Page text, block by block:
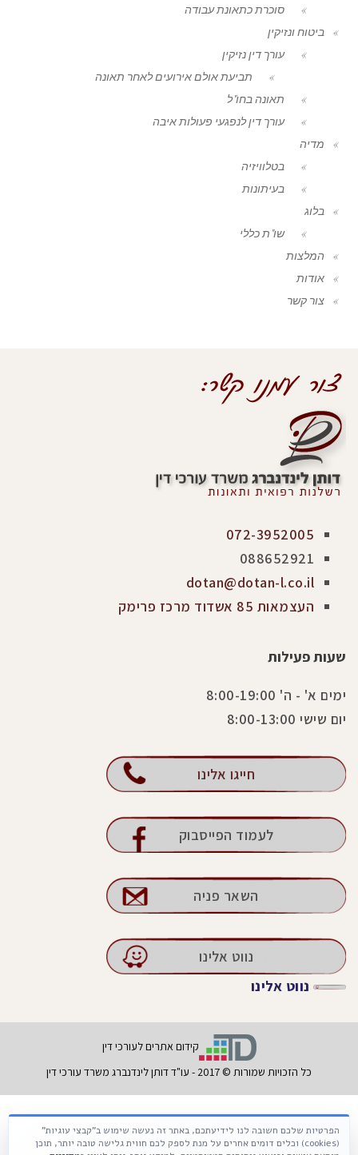
סוכרת כתאונת עבודה
ביטוח ונזיקין
עורך דין נזיקין
תביעת אולם אירועים לאחר תאונה
תאונה בחו"ל
עורך דין לנפגעי פעולות איבה
מדיה
בטלוויזיה
בעיתונות
בלוג
שו"ת כללי
המלצות
אודות
צור קשר
072-3952005
088652921
dotan@dotan-l.co.il
העצמאות 85 אשדוד מרכז פרימק
שעות פעילות
ימים א' - ה' 8:00-19:00
יום שישי 8:00-13:00
חייגו אלינו
לעמוד הפייסבוק
השאר פניה
נווט אלינו
נווט אלינו
קידום אתרים לעורכי דין
כל הזכויות שמורות © 2017 - עו"ד דותן לינדנברג משרד עורכי דין
הפרטיות שלכם חשובה לנו לידיעתכם, באתר זה נעשה שימוש ב"קבצי עוגיות"
(cookies) וכלים דומים אחרים על מנת לספק לכם חווית גלישה טובה יותר, תוכן
Français עברית Русский